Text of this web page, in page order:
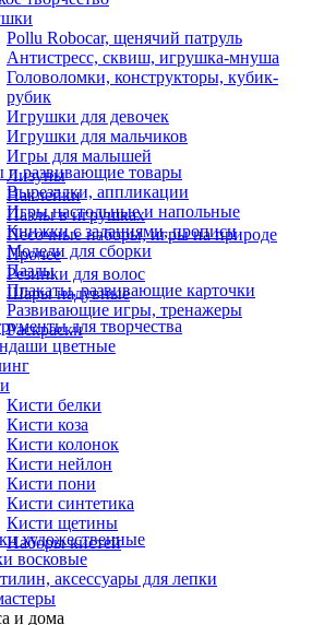
Pollu Robocar, щенячий патруль
Антистресс, сквиш, игрушка-мнуша
Головоломки, конструкторы, кубик-
рубик
Игрушки для девочек
Игрушки для мальчиков
Игры для малышей
Лизуны
Наклейки
Пазлы в игрушках
Песочные наборы, игры на природе
Прочее
Резинки для волос
Шары надувные
и развивающие товары
Вырезалки, аппликации
Игры настольные и напольные
Книжки с заданиями, прописи
Модели для сборки
Пазлы
Плакаты, развивающие карточки
Развивающие игры, тренажеры
Раскраскидля творчества
цветные
Кисти белки
Кисти коза
Кисти колонок
Кисти нейлон
Кисти пони
Кисти синтетика
Кисти щетины
Наборы кистей
художественные
восковые
аксессуары для лепки
и дома